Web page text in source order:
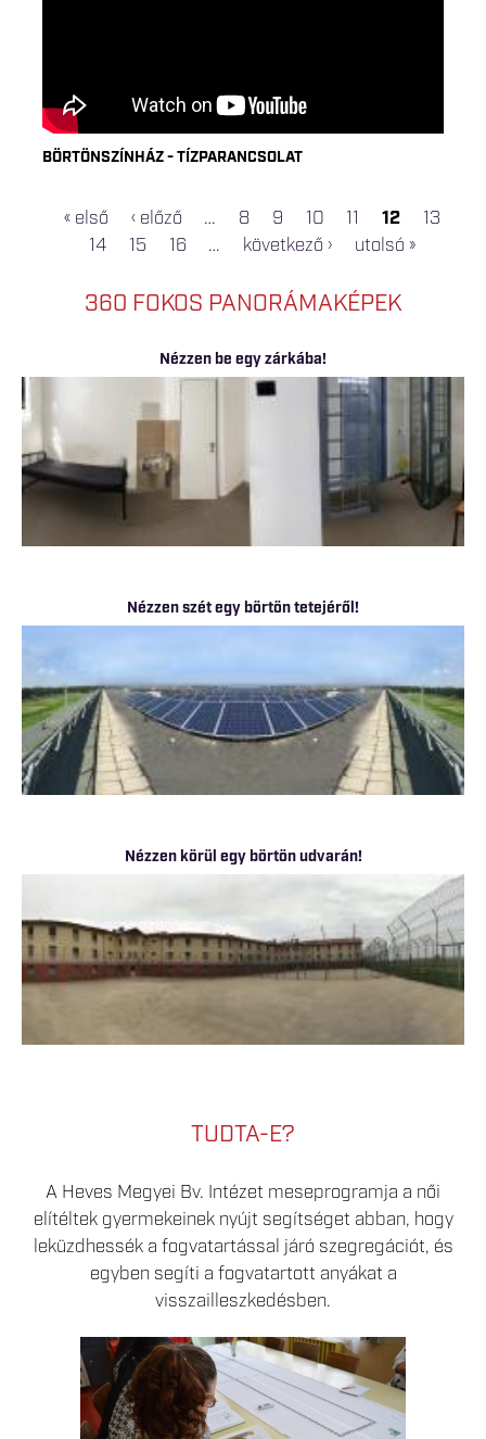
BÖRTÖNSZÍNHÁZ - TÍZPARANCSOLAT
OLDALAK
« első ‹ előző … 8 9 10 11 12
13
14
15 16 … következő › utolsó »
360 FOKOS PANORÁMAKÉPEK
Nézzen be egy zárkába!
Nézzen szét egy börtön tetejéről!
Nézzen körül egy börtön udvarán!
TUDTA-E?
A Heves Megyei Bv. Intézet meseprogramja a női
elítéltek gyermekeinek nyújt segítséget abban, hogy
leküzdhessék a fogvatartással járó szegregációt, és
egyben segíti a fogvatartott anyákat a
visszailleszkedésben.